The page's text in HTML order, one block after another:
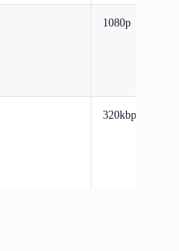
1080p
320kbps